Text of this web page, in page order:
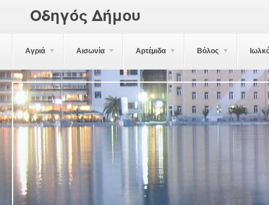
Οδηγός Δήμου
Αγριά Αισωνία Αρτέμιδα Βόλος